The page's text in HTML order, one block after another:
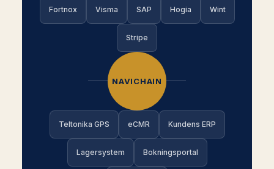
Fortnox Visma SAP Hogia Wint
Stripe
NAVI­CHAIN
Teltonika GPS eCMR Kundens ERP
Lager­system Boknings­portal